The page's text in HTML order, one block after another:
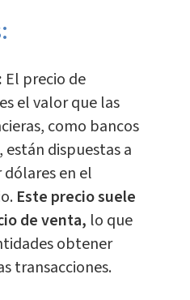
El precio de
el valor que las
como bancos
están dispuestas a
en el
Este precio suele
de venta, lo que
obtener
transacciones.